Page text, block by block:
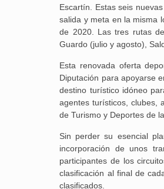
Escartín. Estas seis
salida y meta en la misma
de 2020. Las tres rutas
Guardo (julio y agosto),
Esta renovada oferta
Diputación para apoyarse
destino turístico idóneo
agentes turísticos, clubes,
de Turismo y Deportes de
Sin perder su esencial
incorporación de unos
participantes de los
clasificación al final de
clasificados.